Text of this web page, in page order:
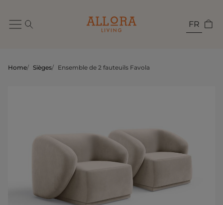
FR
Home/ Sièges/ Ensemble de 2 fauteuils Favola